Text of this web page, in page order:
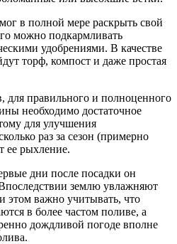
в полной мере раскрыть свой
можно подкармливать
удобрениями. В качестве
торф, компост и даже простая
для правильного и полноценного
необходимо достаточное
для улучшения
раз за сезон (примерно
ее рыхление.
дни после посадки он
землю увлажняют
этом важно учитывать, что
в более частом поливе, а
дождливой погоде вполне